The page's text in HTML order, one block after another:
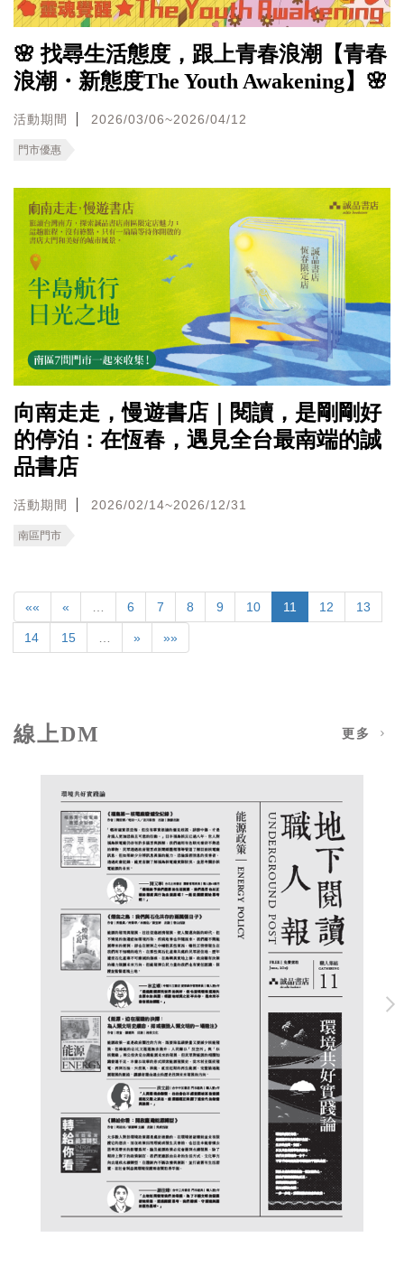
🌸 找尋生活態度，跟上青春浪潮【青春
浪潮・新態度The Youth Awakening】🌸
活動期間 2026/03/06~2026/04/12
門市優惠
向南走走，慢遊書店｜閱讀，是剛剛好
的停泊：在恆春，遇見全台最南端的誠
品書店
活動期間 2026/02/14~2026/12/31
南區門市
«« « 6 7 8 9 10 11 12 13
14 15 » »»
線上DM 更多